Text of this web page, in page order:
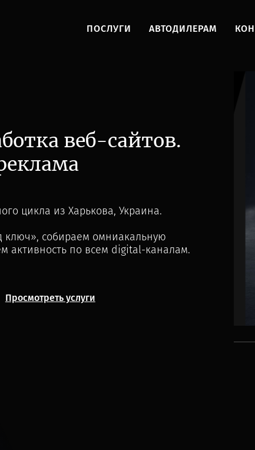
ПОСЛУГИ АВТОДИЛЕРАМ
веб-сайтов.
цикла из Харькова, Украина.
собираем омниакальную
активность по всем digital-каналам.
Просмотреть услуги